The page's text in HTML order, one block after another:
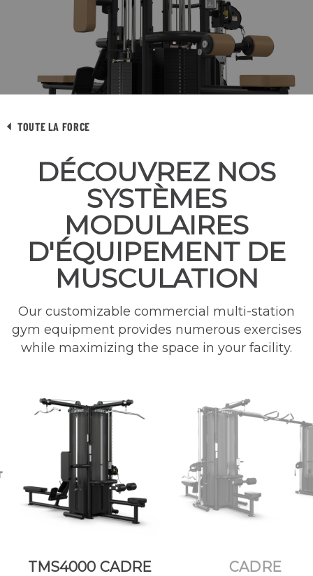
TOUTE LA FORCE
DÉCOUVREZ NOS
SYSTÈMES
MODULAIRES
D'ÉQUIPEMENT DE
MUSCULATION
Our customizable commercial multi-station
gym equipment provides numerous exercises
while maximizing the space in your facility.
TMS4000 CADRE
CADRE